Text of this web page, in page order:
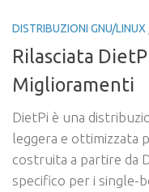
DISTRIBUZIONI GNU/LINUX
Rilasciata
Miglioramenti
DietPi è una
leggera e ottimizzata
costruita a partire da
specifico per i single-